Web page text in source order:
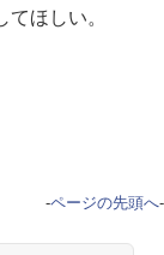
ほしい。
-ページの先頭へ-